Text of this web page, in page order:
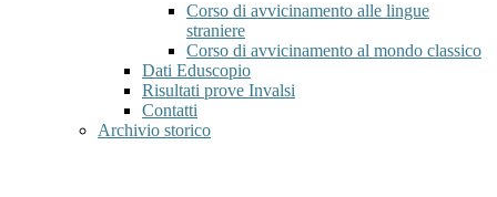
Corso di avvicinamento alle lingue
straniere
Corso di avvicinamento al mondo classico
Dati Eduscopio
Risultati prove Invalsi
Contatti
Archivio storico